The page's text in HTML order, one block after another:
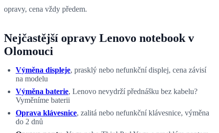
opravy, cena vždy předem.
Nejčastější opravy Lenovo notebook v
Olomouci
Výměna displeje, prasklý nebo nefunkční displej, cena závisí
na modelu
Výměna baterie, Lenovo nevydrží přednášku bez kabelu?
Vyměníme baterii
Oprava klávesnice, zalitá nebo nefunkční klávesnice, výměna
do 2 dnů